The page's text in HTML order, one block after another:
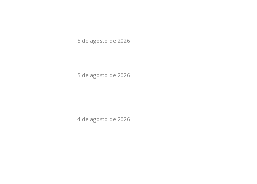
5 de agosto de 2026
5 de agosto de 2026
4 de agosto de 2026